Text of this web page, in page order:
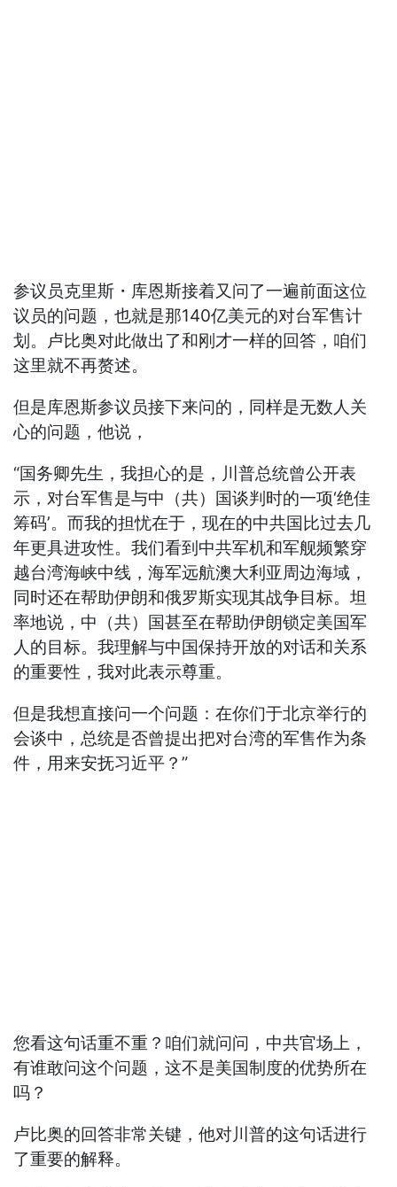
参议员克里斯・库恩斯接着又问了一遍前面这位
议员的问题，也就是那140亿美元的对台军售计
划。卢比奥对此做出了和刚才一样的回答，咱们
这里就不再赘述。
但是库恩斯参议员接下来问的，同样是无数人关
心的问题，他说，
“国务卿先生，我担心的是，川普总统曾公开表
示，对台军售是与中（共）国谈判时的一项‘绝佳
筹码’。而我的担忧在于，现在的中共国比过去几
年更具进攻性。我们看到中共军机和军舰频繁穿
越台湾海峡中线，海军远航澳大利亚周边海域，
同时还在帮助伊朗和俄罗斯实现其战争目标。坦
率地说，中（共）国甚至在帮助伊朗锁定美国军
人的目标。我理解与中国保持开放的对话和关系
的重要性，我对此表示尊重。
但是我想直接问一个问题：在你们于北京举行的
会谈中，总统是否曾提出把对台湾的军售作为条
件，用来安抚习近平？”
您看这句话重不重？咱们就问问，中共官场上，
有谁敢问这个问题，这不是美国制度的优势所在
吗？
卢比奥的回答非常关键，他对川普的这句话进行
了重要的解释。